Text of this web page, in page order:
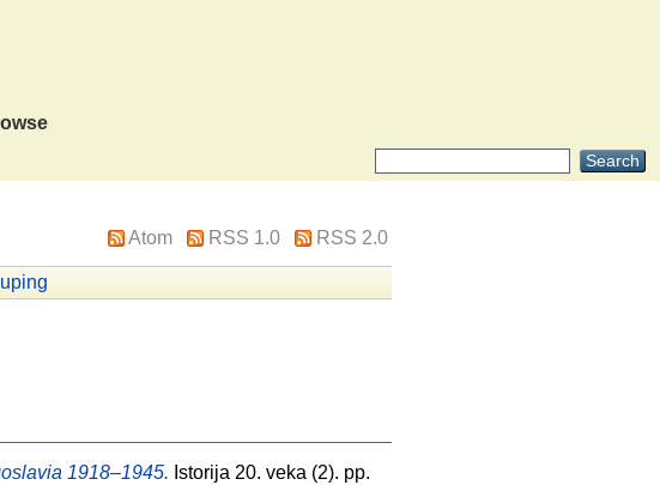
Atom RSS 1.0 RSS 2.0
1918–1945. Istorija 20. veka (2). pp.